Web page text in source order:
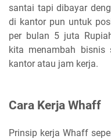
santai tapi dibayar
di kantor pun untuk
per bulan 5 juta
kita menambah bisnis
kantor atau jam kerja.
Cara Kerja Whaff
Prinsip kerja Whaff